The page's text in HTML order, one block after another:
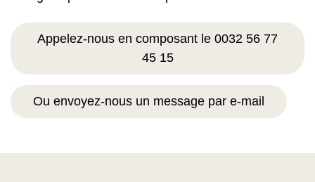
Appelez-nous en composant le 0032 56 77
45 15
Ou envoyez-nous un message par e-mail